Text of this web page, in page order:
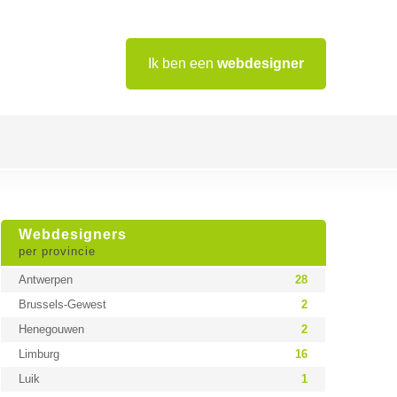
Ik ben een webdesigner
Webdesigners
per provincie
Antwerpen
28
Brussels-Gewest
2
Henegouwen
2
Limburg
16
Luik
1